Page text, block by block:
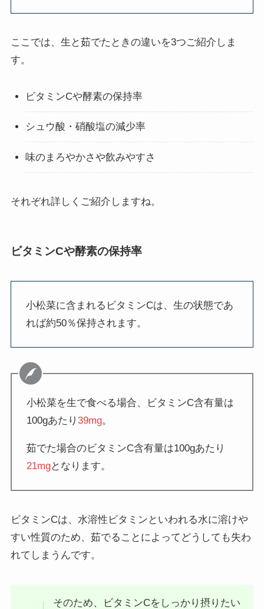
ここでは、生と茹でたときの違いを3つご紹介しま
す。
ビタミンCや酵素の保持率
シュウ酸・硝酸塩の減少率
味のまろやかさや飲みやすさ
それぞれ詳しくご紹介しますね。
ビタミンCや酵素の保持率
小松菜に含まれるビタミンCは、生の状態であ
れば約50％保持されます。
小松菜を生で食べる場合、ビタミンC含有量は
100gあたり39mg。
茹でた場合のビタミンC含有量は100gあたり
21mgとなります。
ビタミンCは、水溶性ビタミンといわれる水に溶けや
すい性質のため、茹でることによってどうしても失わ
れてしまうんです。
そのため、ビタミンCをしっかり摂りたい